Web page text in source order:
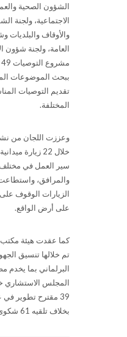
الشؤون الصحية
الاجتماعية، ولجنة
والأوقاف والبلديات
العامة، ولجنة شؤون
ببحث الموضوعات
تقديم التوصيات
المختلفة.
وعززت اللجان من
خلال 22 زيارة
سير العمل في
والمرافق،
الزيارات الوقوف على
على أرض الواقع.
تم خلالها تنسيق
البرلماني بما يخدم
المجلس الاستشاري
39 مقترح تطوير
بخلاف تلقيه 61 شكوى شخصية وإلكترونية.